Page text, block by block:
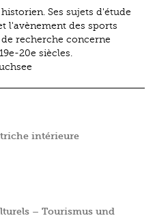
Ses sujets d'étude
l'avènement des sports
recherche concerne
­20e siècles.
intérieure
– Tourismus und